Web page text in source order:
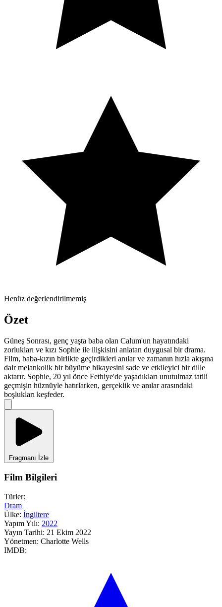
Henüz değerlendirilmemiş
Özet
Güneş Sonrası, genç yaşta baba olan Calum'un hayatındaki
zorlukları ve kızı Sophie ile ilişkisini anlatan duygusal bir drama.
Film, baba-kızın birlikte geçirdikleri anılar ve zamanın hızla akışına
dair melankolik bir büyüme hikayesini sade ve etkileyici bir dille
aktarır. Sophie, 20 yıl önce Fethiye'de yaşadıkları unutulmaz tatili
geçmişin hüznüyle hatırlarken, gerçeklik ve anılar arasındaki
boşlukları keşfeder.
Fragmanı İzle
Film Bilgileri
Türler:
Dram
Ülke: İngiltere
Yapım Yılı: 2022
Yayın Tarihi: 21 Ekim 2022
Yönetmen: Charlotte Wells
IMDB: